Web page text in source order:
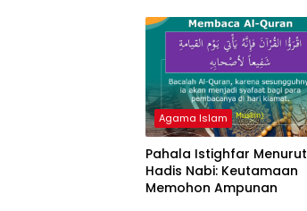
Agama Islam
Pahala Istighfar Menurut
Hadis Nabi: Keutamaan
Memohon Ampunan